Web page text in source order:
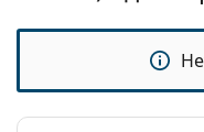
Пролонгированное
Индикатор правильного
положения: